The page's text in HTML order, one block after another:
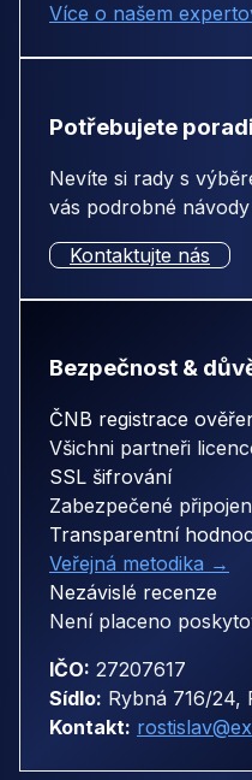
Více o našem
Potřebujete
Nevíte si rady s
vás podrobné
Kontaktujte nás
Bezpečnost &
ČNB registrace
Všichni partneři
SSL šifrování
Zabezpečené
Transparentní
Veřejná metodika →
Nezávislé recenze
Není placeno
IČO: 27207617
Sídlo: Rybná 716/24,
Kontakt: